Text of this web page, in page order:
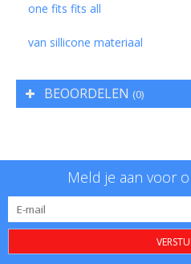
one fits fits all
van sillicone materiaal
BEOORDELEN (0)
Meld je aan voor